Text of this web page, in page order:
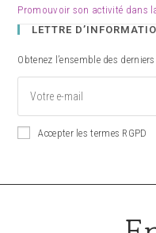
Promouvoir son activité dans
LETTRE
Obtenez l’ensemble des
Accepter les termes RGPD